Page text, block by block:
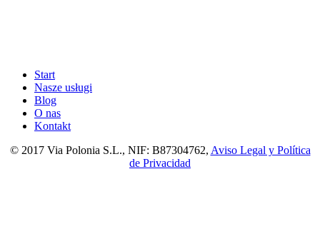
Start
Nasze usługi
Blog
O nas
Kontakt
© 2017 Via Polonia S.L., NIF: B87304762, Aviso Legal y Política
de Privacidad